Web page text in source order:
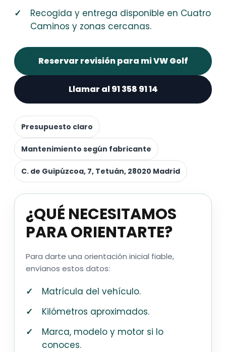
Recogida y entrega disponible en Cuatro
Caminos y zonas cercanas.
Reservar revisión para mi VW Golf
Llamar al 91 358 91 14
Presupuesto claro
Mantenimiento según fabricante
C. de Guipúzcoa, 7, Tetuán, 28020 Madrid
¿QUÉ NECESITAMOS
PARA ORIENTARTE?
Para darte una orientación inicial fiable,
envíanos estos datos:
Matrícula del vehículo.
Kilómetros aproximados.
Marca, modelo y motor si lo
conoces.